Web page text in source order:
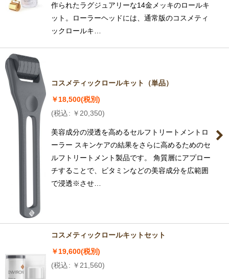
作られたラグジュアリーな14金メッキのロールキ
ット。ローラーヘッドには、通常版のコスメティ
ックロールキ…
コスメティックロールキット（単品）
￥18,500(税別)
(税込: ￥ 20,350)
美容成分の浸透を高めるセルフトリートメントロ
ーラー スキンケアの結果をさらに高めるためのセ
ルフトリートメント製品です。 角質層にアプロー
チすることで、ビタミンなどの美容成分を広範囲
で浸透※させ…
コスメティックロールキットセット
￥19,600(税別)
(税込: ￥ 21,560)